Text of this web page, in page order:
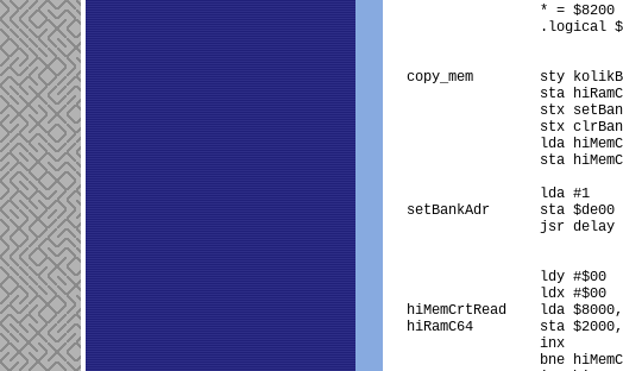
* = $8200
.logical
copy_mem        sty
sta
stx
stx
lda
sta
lda #1
setBankAdr      sta
jsr delay
ldy #$00
ldx #$00
hiMemCrtRead    lda
hiRamC64        sta
                inx
bne